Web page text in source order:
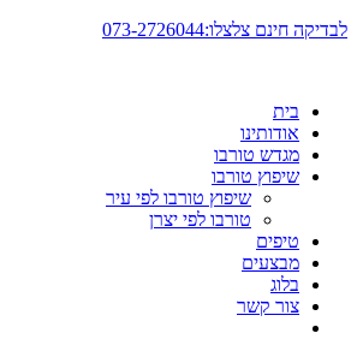
דלג
לבדיקה חינם צלצלו:073-2726044
בית
אודותינו
מגדש טורבו
שיפוץ טורבו
שיפוץ טורבו לפי עיר
טורבו לפי יצרן
טיפים
מבצעים
בלוג
צור קשר